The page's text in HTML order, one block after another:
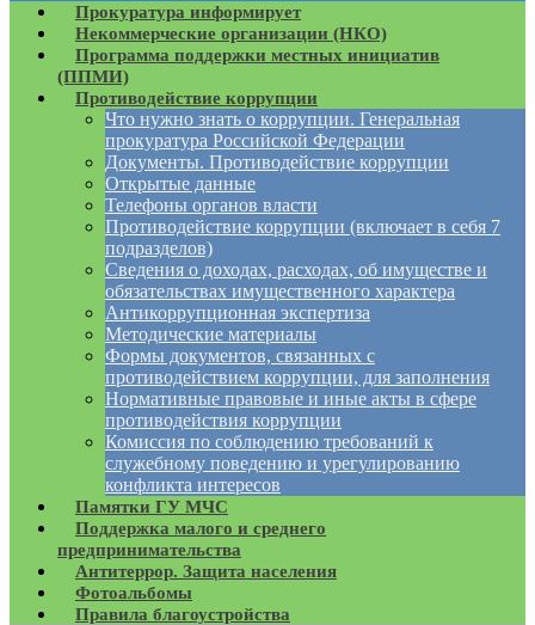
Прокуратура информирует
Некоммерческие организации (НКО)
Программа поддержки местных инициатив
(ППМИ)
Противодействие коррупции
Что нужно знать о коррупции. Генеральная
прокуратура Российской Федерации
Документы. Противодействие коррупции
Открытые данные
Телефоны органов власти
Противодействие коррупции (включает в себя 7
подразделов)
Сведения о доходах, расходах, об имуществе и
обязательствах имущественного характера
Антикоррупционная экспертиза
Методические материалы
Формы документов, связанных с
противодействием коррупции, для заполнения
Нормативные правовые и иные акты в сфере
противодействия коррупции
Комиссия по соблюдению требований к
служебному поведению и урегулированию
конфликта интересов
Памятки ГУ МЧС
Поддержка малого и среднего
предпринимательства
Антитеррор. Защита населения
Фотоальбомы
Правила благоустройства